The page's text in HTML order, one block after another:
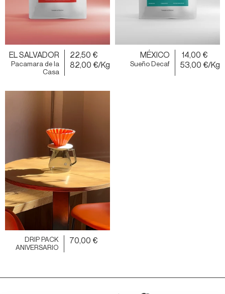
EL SALVADOR
Pacamara de la
Casa
22,50 €
82,00 €/Kg
MÉXICO
Sueño Decaf
14,00 €
53,00 €/Kg
DRIP PACK
ANIVERSARIO
70,00 €